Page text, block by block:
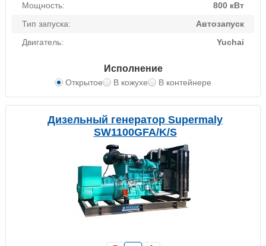
Мощность:
800 кВт
Тип запуска:
Автозапуск
Двигатель:
Yuchai
Исполнение
Открытое В кожухе В контейнере
Дизельный генератор Supermaly
SW1100GFA/K/S